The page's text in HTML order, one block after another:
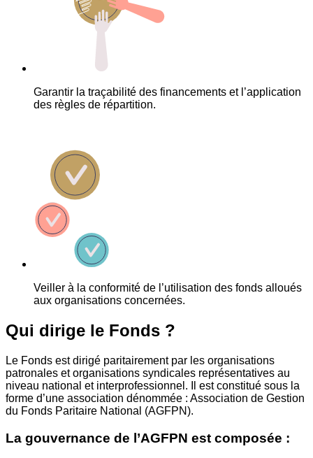
Garantir la traçabilité des financements et l’application
des règles de répartition.
Veiller à la conformité de l’utilisation des fonds alloués
aux organisations concernées.
Qui dirige le Fonds ?
Le Fonds est dirigé paritairement par les organisations
patronales et organisations syndicales représentatives au
niveau national et interprofessionnel. Il est constitué sous la
forme d’une association dénommée : Association de Gestion
du Fonds Paritaire National (AGFPN).
La gouvernance de l’AGFPN est composée :